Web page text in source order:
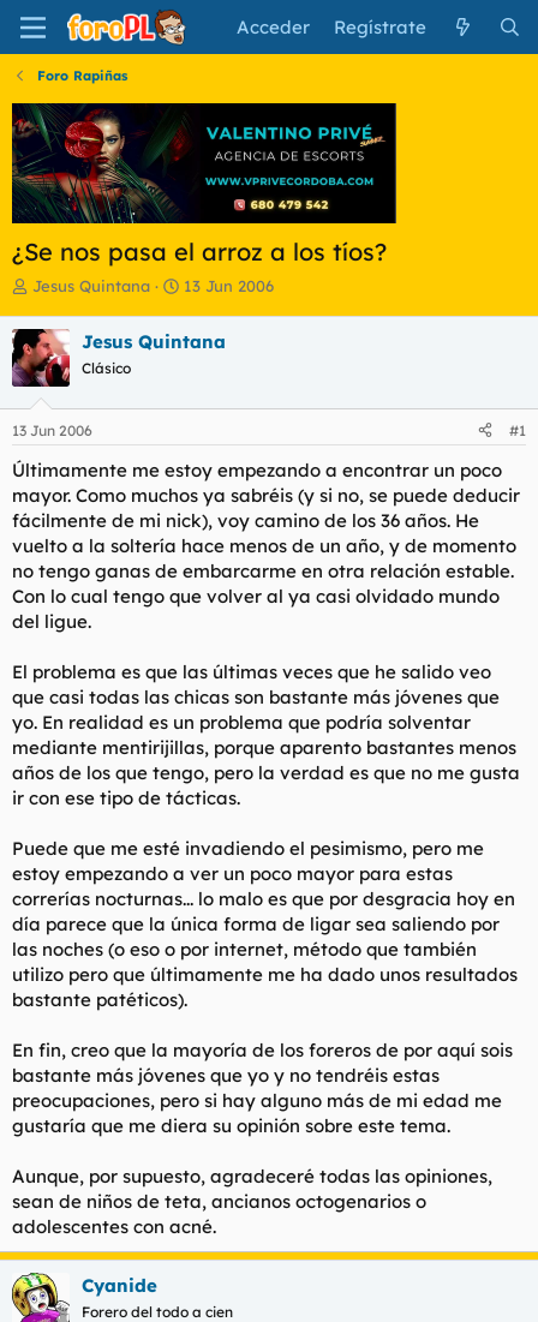
Acceder Regístrate
Foro Rapiñas
¿Se nos pasa el arroz a los tíos?
I
i
c
i
a
d
o
d
e
l
t
e
a
Jesus Quintana
F
h
e
i
c
i
o
13 Jun 2006
Jesus Quintana
Clásico
13 Jun 2006 #1
Últimamente me estoy empezando a encontrar un poco
mayor. Como muchos ya sabréis (y si no, se puede deducir
fácilmente de mi nick), voy camino de los 36 años. He
vuelto a la soltería hace menos de un año, y de momento
no tengo ganas de embarcarme en otra relación estable.
Con lo cual tengo que volver al ya casi olvidado mundo
del ligue.
El problema es que las últimas veces que he salido veo
que casi todas las chicas son bastante más jóvenes que
yo. En realidad es un problema que podría solventar
mediante mentirijillas, porque aparento bastantes menos
años de los que tengo, pero la verdad es que no me gusta
ir con ese tipo de tácticas.
Puede que me esté invadiendo el pesimismo, pero me
estoy empezando a ver un poco mayor para estas
correrías nocturnas... lo malo es que por desgracia hoy en
día parece que la única forma de ligar sea saliendo por
las noches (o eso o por internet, método que también
utilizo pero que últimamente me ha dado unos resultados
bastante patéticos).
En fin, creo que la mayoría de los foreros de por aquí sois
bastante más jóvenes que yo y no tendréis estas
preocupaciones, pero si hay alguno más de mi edad me
gustaría que me diera su opinión sobre este tema.
Aunque, por supuesto, agradeceré todas las opiniones,
sean de niños de teta, ancianos octogenarios o
adolescentes con acné.
Cyanide
Forero del todo a cien